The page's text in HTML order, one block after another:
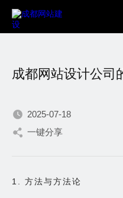
只为在数
成都网站设计公司
2025-07-18
一键分享
1. 方法与方法论